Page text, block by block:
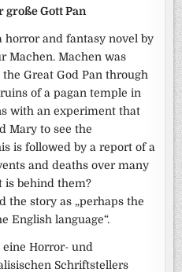
große Gott Pan
horror and fantasy novel by
Machen. Machen was
Great God Pan through
of a pagan temple in
with an experiment that
Mary to see the
is followed by a report of a
and deaths over many
is behind them?
the story as „perhaps the
English language“.
Horror- und
Schriftstellers